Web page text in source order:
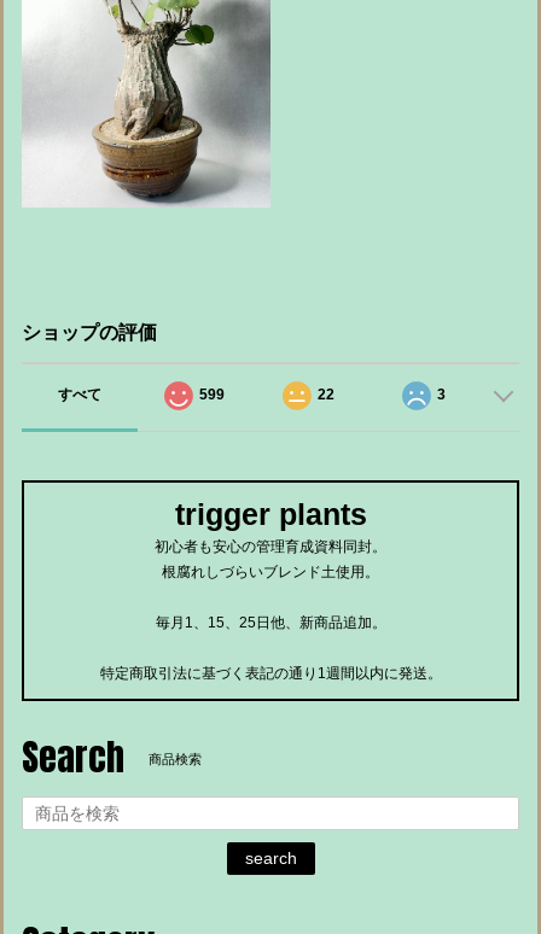
ショップの評価
すべて 599 22 3
trigger plants
初心者も安心の管理育成資料同封。
根腐れしづらいブレンド土使用。
毎月1、15、25日他、新商品追加。
特定商取引法に基づく表記の通り1週間以内に発送。
Search 商品検索
search